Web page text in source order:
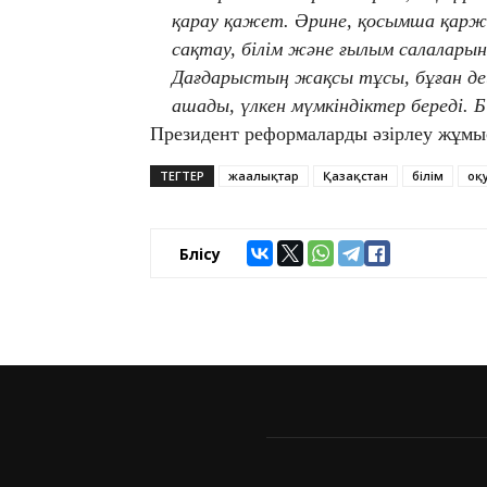
қарау қажет. Әрине, қосымша
сақтау, білім және ғылым
Дағдарыстың жақсы тұсы, бұған
ашады, үлкен мүмкіндіктер береді.
Президент реформаларды әзірлеу
ТЕГТЕР жаңалықтар Қазақстан білім
Бөлісу